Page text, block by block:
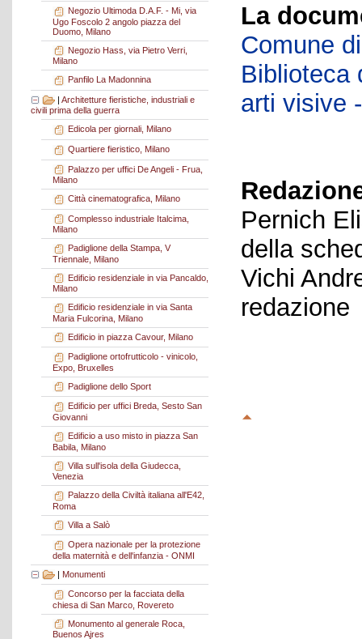
Negozio Ultimoda D.A.F. - Mi, via
Ugo Foscolo 2 angolo piazza del
Duomo, Milano
Negozio Hass, via Pietro Verri,
Milano
Panfilo La Madonnina
| Architetture fieristiche, industriali e
civili prima della guerra
Edicola per giornali, Milano
Quartiere fieristico, Milano
Palazzo per uffici De Angeli - Frua,
Milano
Città cinematografica, Milano
Complesso industriale Italcima,
Milano
Padiglione della Stampa, V
Triennale, Milano
Edificio residenziale in via Pancaldo,
Milano
Edificio residenziale in via Santa
Maria Fulcorina, Milano
Edificio in piazza Cavour, Milano
Padiglione ortofrutticolo - vinicolo,
Expo, Bruxelles
Padiglione dello Sport
Edificio per uffici Breda, Sesto San
Giovanni
Edificio a uso misto in piazza San
Babila, Milano
Villa sull'isola della Giudecca,
Venezia
Palazzo della Civiltà italiana all'E42,
Roma
Villa a Salò
Opera nazionale per la protezione
della maternità e dell'infanzia - ONMI
| Monumenti
Concorso per la facciata della
chiesa di San Marco, Rovereto
Monumento al generale Roca,
Buenos Ajres
La
Comune
Biblioteca
arti visive
Pernich
della
Vichi
redazione